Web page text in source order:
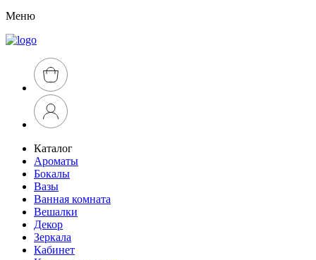
Меню
Каталог
Ароматы
Бокалы
Вазы
Ванная комната
Вешалки
Декор
Зеркала
Кабинет